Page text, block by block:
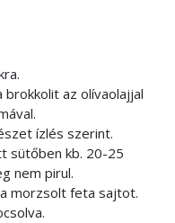
az olívaolajjal
ízlés szerint.
sütőben kb. 20-25
nem pirul.
morzsolt feta sajtot.